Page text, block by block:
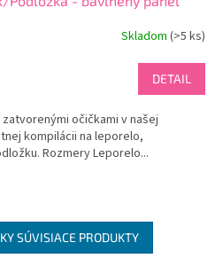
Skladom (>5 ks)
DETAIL
očičkami v našej
kompilácii na leporelo,
Rozmery Leporelo...
SÚVISIACE PRODUKTY